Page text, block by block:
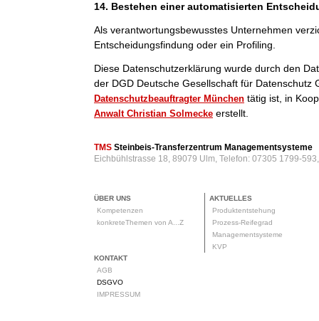
14. Bestehen einer automatisierten
Als verantwortungsbewusstes Unternehmen
Entscheidungsfindung oder ein Profiling.
Diese Datenschutzerklärung wurde durch den
der DGD Deutsche Gesellschaft für Datenschutz
Datenschutzbeauftragter München tätig ist, in
Anwalt Christian Solmecke erstellt.
TMS Steinbeis-Transferzentrum Managementsysteme
Eichbühlstrasse 18, 89079 Ulm, Telefon: 07305 1799-
ÜBER UNS
Kompetenzen
konkreteThemen von A...Z
AKTUELLES
Produktentstehung
Prozess-Reifegrad
Managementsysteme
KVP
KONTAKT
AGB
DSGVO
IMPRESSUM